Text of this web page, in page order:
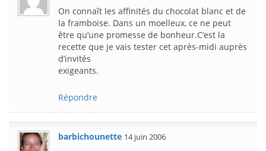
On connaît les affinités du chocolat blanc et de
la framboise. Dans un moelleux, ce ne peut
être qu’une promesse de bonheur.C’est la
recette que je vais tester cet après-midi auprès
d’invités
exigeants.
Répondre
barbichounette 14 juin 2006